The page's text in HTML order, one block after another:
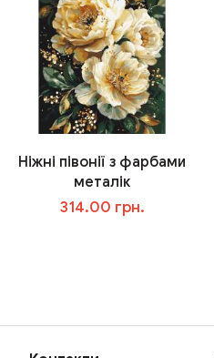
Ніжні півонії з фарбами
металік
314.00 грн.